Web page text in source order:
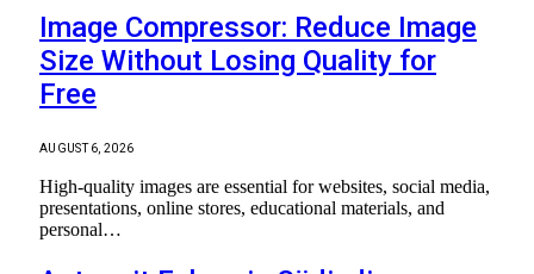
Image Compressor: Reduce Image
Size Without Losing Quality for
Free
AUGUST 6, 2026
High-quality images are essential for websites, social media,
presentations, online stores, educational materials, and
personal…